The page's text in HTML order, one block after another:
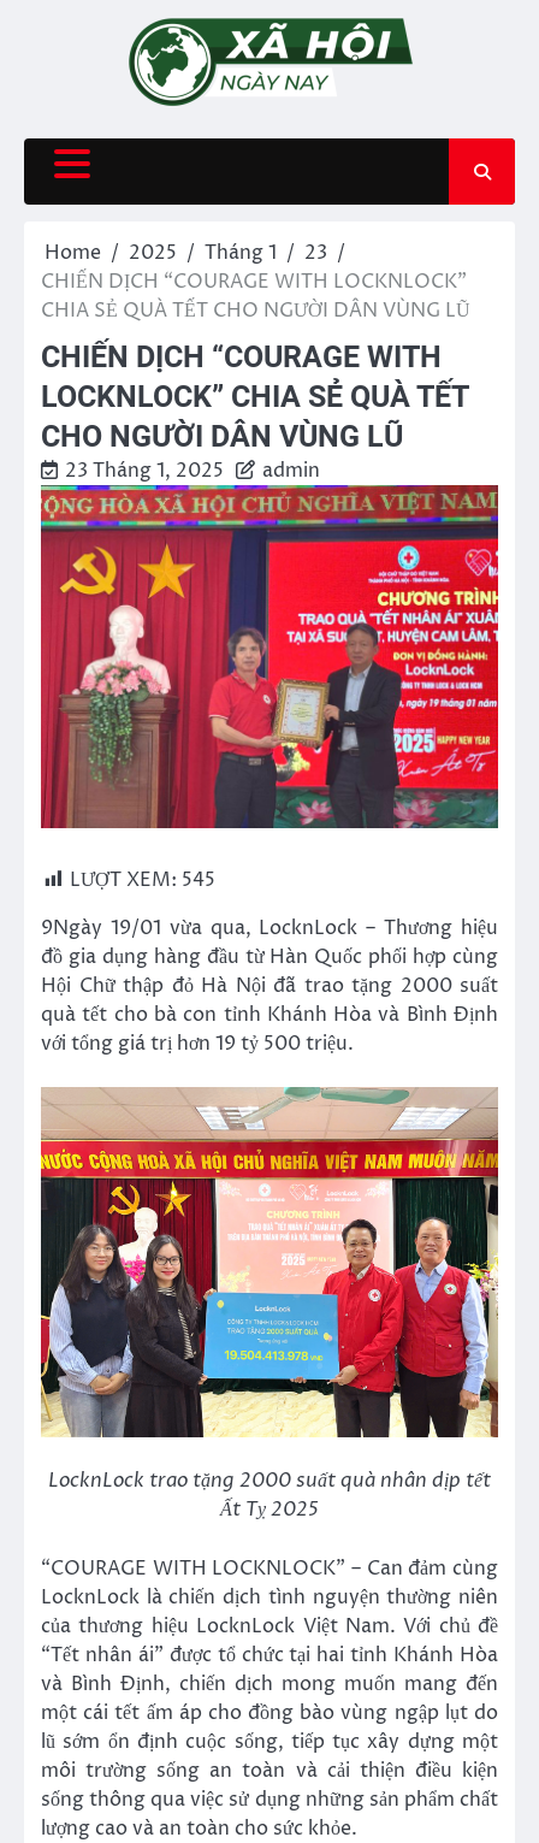
Home 2025 Tháng 1
23
CHIẾN DỊCH “COURAGE WITH LOCKNLOCK”
CHIA SẺ QUÀ TẾT CHO NGƯỜI DÂN VÙNG LŨ
CHIẾN DỊCH “COURAGE WITH
LOCKNLOCK” CHIA SẺ QUÀ TẾT
CHO NGƯỜI DÂN VÙNG LŨ
23 Tháng 1, 2025 admin
LƯỢT XEM: 545
9Ngày 19/01 vừa qua, LocknLock – Thương hiệu
đồ gia dụng hàng đầu từ Hàn Quốc phối hợp cùng
Hội Chữ thập đỏ Hà Nội đã trao tặng 2000 suất
quà tết cho bà con tỉnh Khánh Hòa và Bình Định
với tổng giá trị hơn 19 tỷ 500 triệu.
LocknLock trao tặng 2000 suất quà nhân dịp tết
Ất Tỵ 2025
“COURAGE WITH LOCKNLOCK” – Can đảm cùng
LocknLock là chiến dịch tình nguyện thường niên
của thương hiệu LocknLock Việt Nam. Với chủ đề
“Tết nhân ái” được tổ chức tại hai tỉnh Khánh Hòa
và Bình Định, chiến dịch mong muốn mang đến
một cái tết ấm áp cho đồng bào vùng ngập lụt do
lũ sớm ổn định cuộc sống, tiếp tục xây dựng một
môi trường sống an toàn và cải thiện điều kiện
sống thông qua việc sử dụng những sản phẩm chất
lượng cao và an toàn cho sức khỏe.